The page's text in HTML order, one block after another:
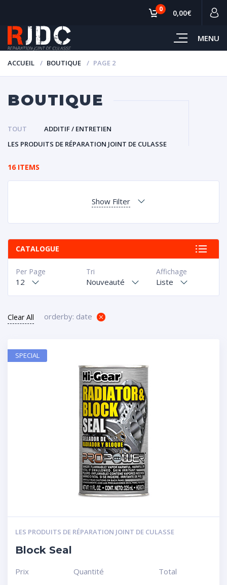
MENU
0 0,00€
ACCUEIL BOUTIQUE PAGE 2
BOUTIQUE
TOUT
ADDITIF / ENTRETIEN
LES PRODUITS DE RÉPARATION JOINT DE CULASSE
16 ITEMS
Show Filter
CATALOGUE
Affichage
Liste
Tri
Nouveauté
Per Page
12
Clear All orderby: date
LES PRODUITS DE RÉPARATION JOINT DE CULASSE
Block Seal
Prix
Quantité
Total
SPECIAL